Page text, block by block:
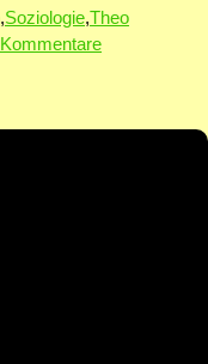
,Soziologie,Theo
Kommentare